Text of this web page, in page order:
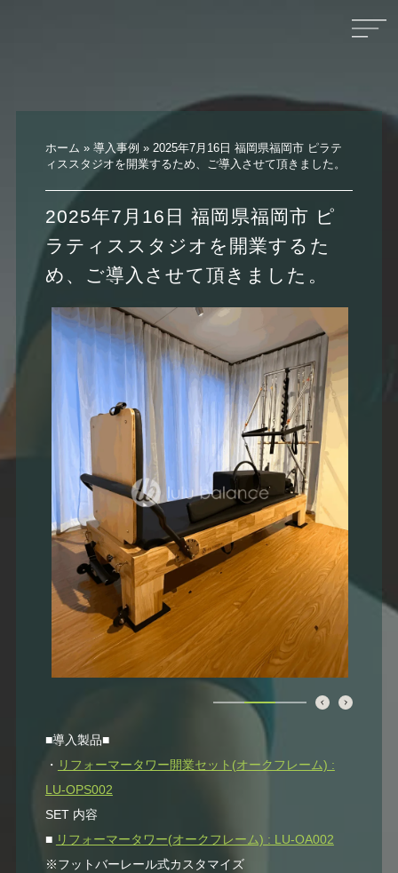
ホーム » 導入事例 » 2025年7月16日 福岡県福岡市 ピラテ
ィススタジオを開業するため、ご導入させて頂きました。
2025年7月16日 福岡県福岡市 ピ
ラティススタジオを開業するた
め、ご導入させて頂きました。
■導入製品■
・ リフォーマータワー開業セット(オークフレーム) :
LU-OPS002
SET 内容
■ リフォーマータワー(オークフレーム) : LU-OA002
※フットバーレール式カスタマイズ